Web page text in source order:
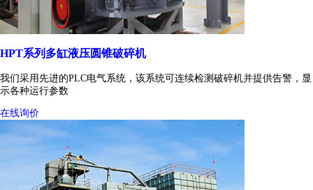
HPT系列多缸液压圆锥破碎机
我们采用先进的PLC电气系统，该系统可连续检测破碎机并提供告警，显
示各种运行参数
在线询价